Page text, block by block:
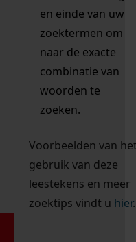
en einde van uw
zoektermen om
naar de exacte
combinatie van
woorden te
zoeken.
Voorbeelden van
gebruik van deze
leestekens en meer
zoektips vindt u hier.